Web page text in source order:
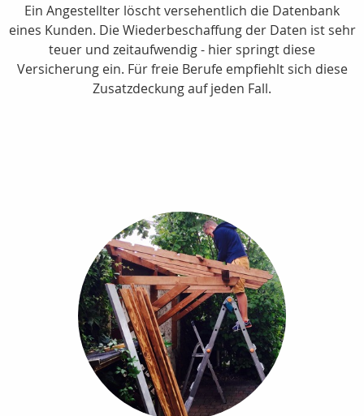
Ein Angestellter löscht versehentlich die Datenbank
eines Kunden. Die Wiederbeschaffung der Daten ist sehr
teuer und zeitaufwendig - hier springt diese
Versicherung ein. Für freie Berufe empfiehlt sich diese
Zusatzdeckung auf jeden Fall.